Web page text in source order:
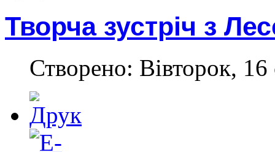
Творча зустріч з
Створено: Вівторок,